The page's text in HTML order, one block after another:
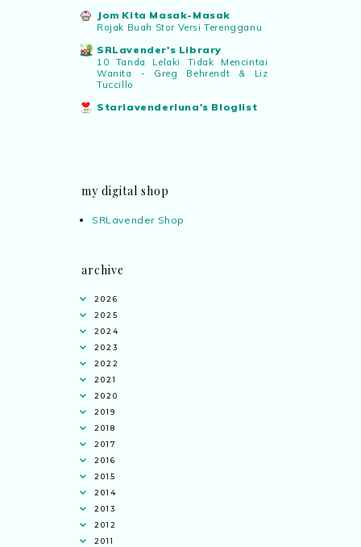
Jom Kita Masak-Masak
Rojak Buah Stor Versi Terengganu
SRLavender's Library
10 Tanda Lelaki Tidak Mencintai
Wanita - Greg Behrendt & Liz
Tuccillo
Starlavenderluna's Bloglist
my digital shop
SRLavender Shop
archive
2026
2025
2024
2023
2022
2021
2020
2019
2018
2017
2016
2015
2014
2013
2012
2011